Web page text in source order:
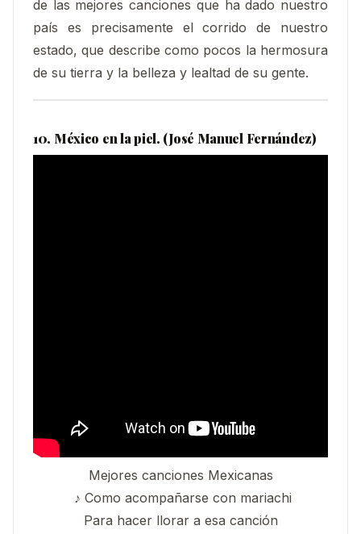
de las mejores canciones que ha dado nuestro
país es precisamente el corrido de nuestro
estado, que describe como pocos la hermosura
de su tierra y la belleza y lealtad de su gente.
10. México en la piel. (José Manuel Fernández)
Mejores canciones Mexicanas
♪ Como acompañarse con mariachi
Para hacer llorar a esa canción